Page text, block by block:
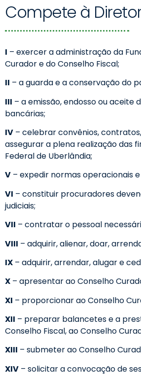
Compete à
I – exercer a administração da
Curador e do Conselho Fiscal;
II – a guarda e a conservação do
III – a emissão, endosso ou
bancárias;
IV – celebrar convênios,
assegurar a plena realização das
Federal de Uberlândia;
V – expedir normas operacionais
VI – constituir procuradores
judiciais;
VII – contratar o pessoal
VIII – adquirir, alienar, doar,
IX – adquirir, arrendar, alugar e
X – apresentar ao Conselho
XI – proporcionar ao Conselho
XII – preparar balancetes e a
Conselho Fiscal, ao Conselho
XIII – submeter ao Conselho
XIV – solicitar a convocação de